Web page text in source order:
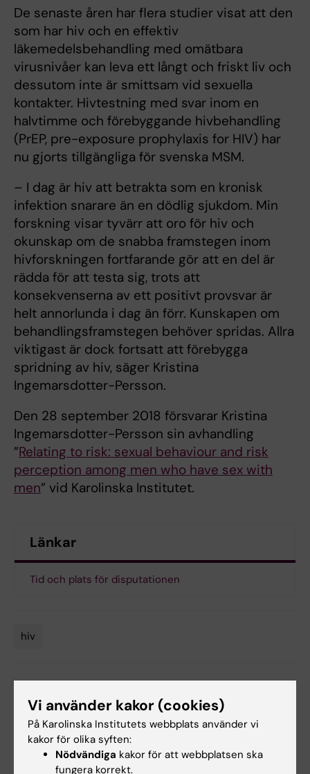
De senaste åren har flera studier visat att den
som har hiv och en effektiv
läkemedelsbehandling med omätbara
virusnivåer kan leva ett långt och friskt liv och
dessutom inte är smittsam vid sexuella
kontakter. Hivtestning med svar inom en
halvtimme och förebyggande hivbehandling
(PrEP, pre-exposure prophylaxis for HIV) har
nu gjorts tillgängliga för svenska MSM.
– I dag är hiv att betrakta som en kronisk
infektion snarare än en dödlig sjukdom. Min
forskning visar tyvärr att oro för hiv och
okunskap om de snabba framstegen inom
hivforskningen fortfarande gör att en del är
rädda för att testa sig, trots att
konsekvenserna av ett positivt provsvar är
helt annorlunda i dag än förr. Kunskapen om
behandlingsframstegen behöver spridas. Allra
viktigast är dock fortsatt att förebygga
spridning av hiv, säger Kristina
Ingemarsdotter-Persson.
Den 28 september 2018 försvarar Kristina
Ingemarsdotter-Persson sin avhandling
”Relating to risk: sexual behaviour and risk
perception among men who have sex with
men” vid Karolinska Institutet.
Länkar
Tid och plats för disputationen
hiv
Webb Admin 2018-09-27
Vi använder kakor (cookies)
På Karolinska Institutets webbplats använder vi
kakor för olika syften:
Nödvändiga kakor för att webbplatsen ska
fungera korrekt.